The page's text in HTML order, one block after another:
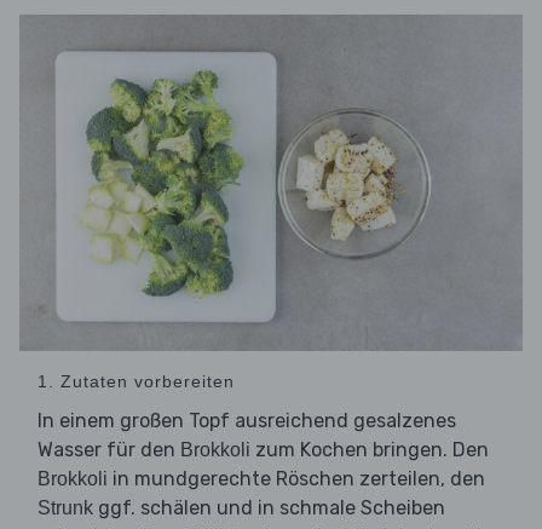
1. Zutaten vorbereiten
In einem großen Topf ausreichend gesalzenes
Wasser für den Brokkoli zum Kochen bringen. Den
Brokkoli in mundgerechte Röschen zerteilen, den
Strunk ggf. schälen und in schmale Scheiben